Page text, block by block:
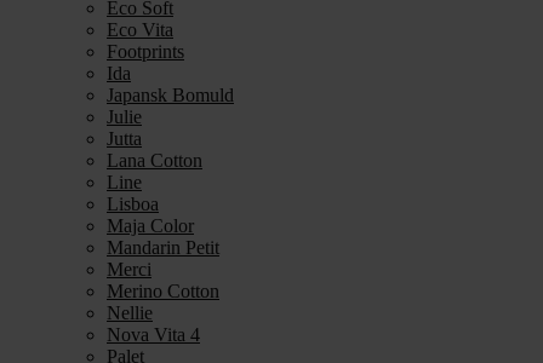
Eco Soft
Eco Vita
Footprints
Ida
Japansk Bomuld
Julie
Jutta
Lana Cotton
Line
Lisboa
Maja Color
Mandarin Petit
Merci
Merino Cotton
Nellie
Nova Vita 4
Palet